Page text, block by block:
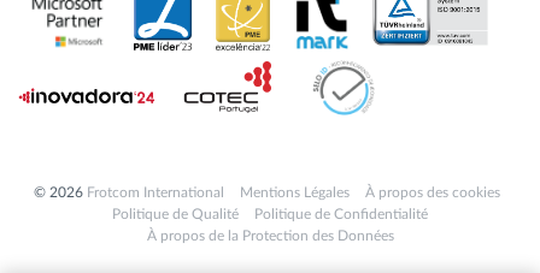
© 2026 Frotcom International Mentions Légales
À propos des cookies
Politique de Qualité
Politique de Confidentialité
À propos de la Protection des Données